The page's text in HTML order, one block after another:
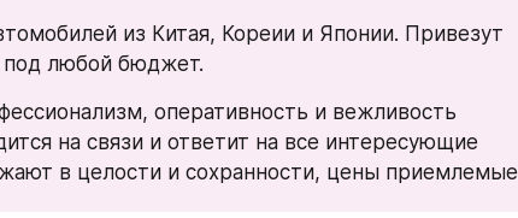
из Китая, Кореии и Японии. Привезут
под любой бюджет.
оперативность и вежливость
на связи и ответит на все интересующие
в целости и сохранности, цены приемлемые